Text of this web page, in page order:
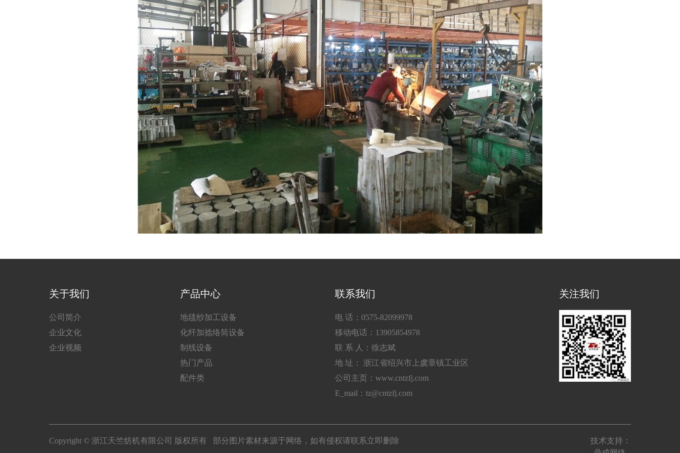
关于我们
公司简介
企业文化
企业视频
产品中心
地毯纱加工设备
化纤加捻络筒设备
制线设备
热门产品
配件类
联系我们
电 话：0575-82099978
移动电话：13905854978
联 系 人：徐志斌
地 址： 浙江省绍兴市上虞章镇工业区
公司主页：www.cntzfj.com
E_mail：tz@cntzfj.com
关注我们
Copyright © 浙江天竺纺机有限公司 版权所有 部分图片素材来源于网络，如有侵权请联系立即删除
技术支持：